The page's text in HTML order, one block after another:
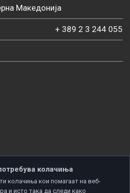
Македонија
+ 389 2 3 244 055
колачиња
колачиња кои помагаат на веб-
и исто така да следи како